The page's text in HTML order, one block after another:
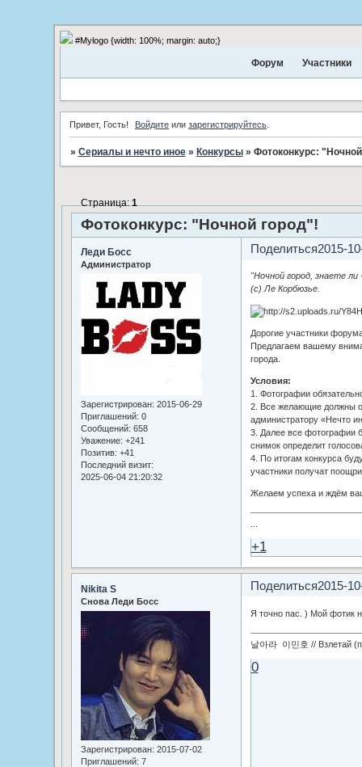
#Mylogo {width: 100%; margin: auto;}
Форум Участники
Привет, Гость! Войдите или зарегистрируйтесь
» Сериалы и нечто иное » Конкурсы » Фотоконкурс:
Фотоконкурс: "Ночной город"!
Страница:1
Поделиться2015-
Леди Босс
Администратор
Зарегистрирован: 2015-06-29
Приглашений: 0
Сообщений: 658
Уважение: +241
Позитив: +41
Последний визит:
2025-06-04 21:20:32
"Ночной город, знаете
(с) Ле Корбюзье.
Дорогие участники
Предлагаем вашему
города.
Условия:
1. Фотографии
2. Все желающие должны
администратору «Нечто
3. Далее все фотографии
снимок определит
4. По итогам конкурса
участники получат
Желаем успеха и ждём
+1
Поделиться2015-
Nikita S
Снова Леди Босс
Зарегистрирован: 2015-07-02
Приглашений: 7
Я точно пас. ) Мой фотик
날아라 이민호 // Взлетай
0